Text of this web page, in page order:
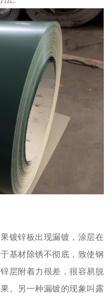
镀锌板出现漏镀，涂层在
基材除锈不彻底，致使钢
层附着力很差，很容易脱
。另一种漏镀的现象叫露